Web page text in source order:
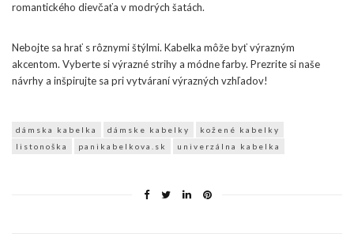
romantického dievčaťa v modrých šatách.
Nebojte sa hrať s rôznymi štýlmi. Kabelka môže byť výrazným
akcentom. Vyberte si výrazné strihy a módne farby. Prezrite si naše
návrhy a inšpirujte sa pri vytváraní výrazných vzhľadov!
dámska kabelka dámske kabelky
kožené kabelky
listonoška
panikabelkova.sk univerzálna kabelka